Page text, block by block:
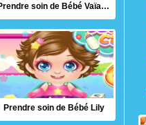
Prendre soin de Bébé Vaïana 2
Prendre soin de Bébé Lily